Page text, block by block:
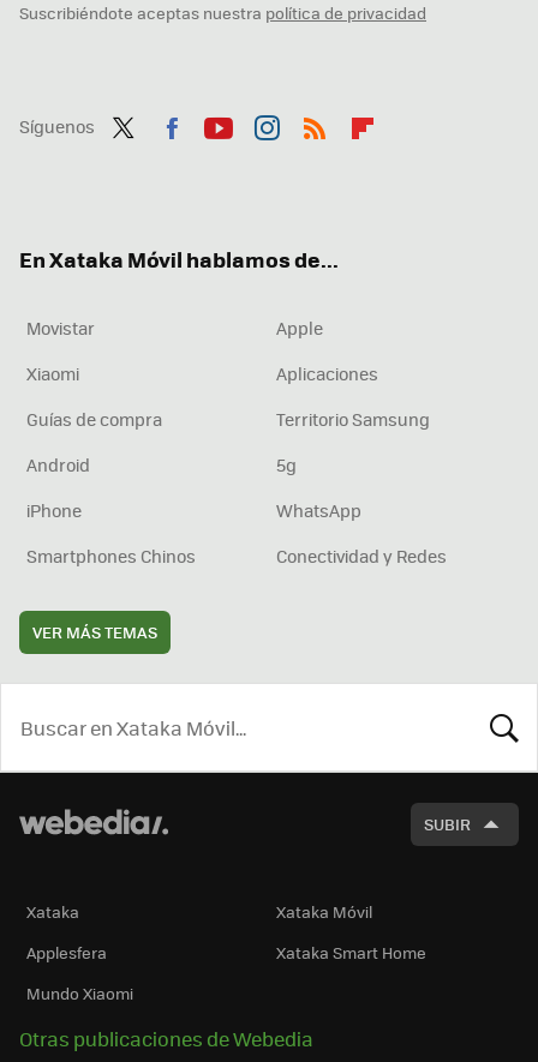
Suscribiéndote aceptas nuestra política de privacidad
Síguenos
En Xataka Móvil hablamos de...
Movistar
Apple
Xiaomi
Aplicaciones
Guías de compra
Territorio Samsung
Android
5g
iPhone
WhatsApp
Smartphones Chinos
Conectividad y Redes
VER MÁS TEMAS
SUBIR
Xataka
Xataka Móvil
Applesfera
Xataka Smart Home
Mundo Xiaomi
Otras publicaciones de Webedia